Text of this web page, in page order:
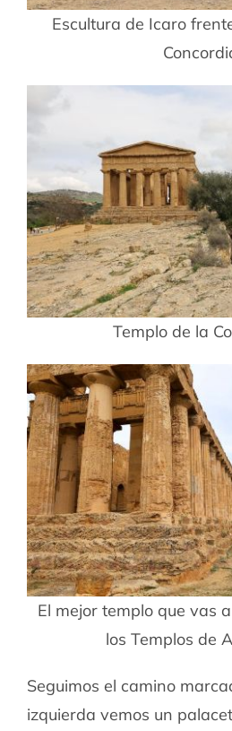
Escultura de Icaro
Templo de la
El mejor templo que vas
los Templos de
Seguimos el camino
izquierda vemos un